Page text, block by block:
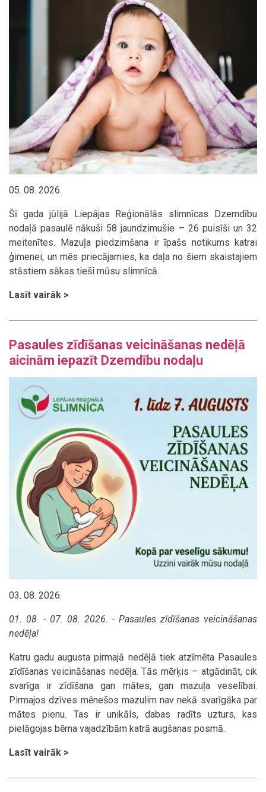
05. 08. 2026.
Šī gada jūlijā Liepājas Reģionālās slimnīcas Dzemdību
nodaļā pasaulē nākuši 58 jaundzimušie – 26 puisīši un 32
meitenītes. Mazuļa piedzimšana ir īpašs notikums katrai
ģimenei, un mēs priecājamies, ka daļa no šiem skaistajiem
stāstiem sākas tieši mūsu slimnīcā.
Lasīt vairāk >
Pasaules zīdīšanas veicināšanas nedēļā
aicinām iepazīt Dzemdību nodaļu
03. 08. 2026.
01. 08. - 07. 08. 2026. - Pasaules zīdīšanas veicināšanas
nedēļa!
Katru gadu augusta pirmajā nedēļā tiek atzīmēta Pasaules
zīdīšanas veicināšanas nedēļa. Tās mērķis – atgādināt, cik
svarīga ir zīdīšana gan mātes, gan mazuļa veselībai.
Pirmajos dzīves mēnešos mazulim nav nekā svarīgāka par
mātes pienu. Tas ir unikāls, dabas radīts uzturs, kas
pielāgojas bērna vajadzībām katrā augšanas posmā.
Lasīt vairāk >